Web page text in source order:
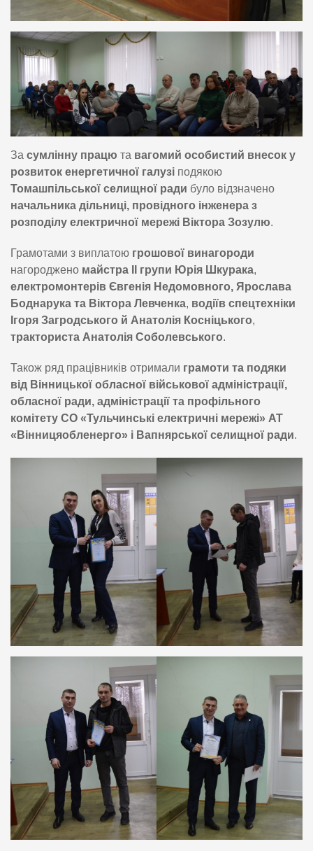
За сумлінну працю та вагомий особистий внесок у
розвиток енергетичної галузі подякою
Томашпільської селищної ради було відзначено
начальника дільниці, провідного інженера з
розподілу електричної мережі Віктора Зозулю.
Грамотами з виплатою грошової винагороди
нагороджено майстра ІІ групи Юрія Шкурака,
електромонтерів Євгенія Недомовного, Ярослава
Боднарука та Віктора Левченка, водіїв спецтехніки
Ігоря Загродського й Анатолія Косніцького,
тракториста Анатолія Соболевського.
Також ряд працівників отримали грамоти та подяки
від Вінницької обласної військової адміністрації,
обласної ради, адміністрації та профільного
комітету СО «Тульчинські електричні мережі» АТ
«Вінницяобленерго» і Вапнярської селищної ради.